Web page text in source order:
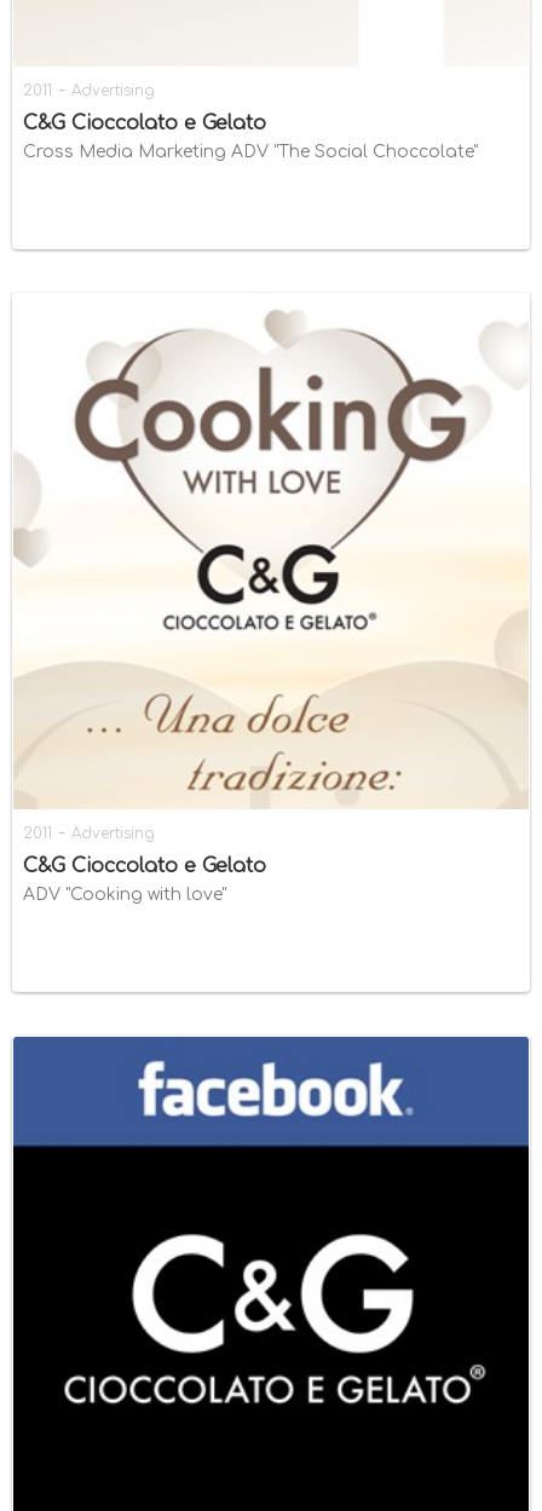
2011 - Advertising
C&G Cioccolato e Gelato
Cross Media Marketing ADV "The Social Choccolate"
2011 - Advertising
C&G Cioccolato e Gelato
ADV "Cooking with love"